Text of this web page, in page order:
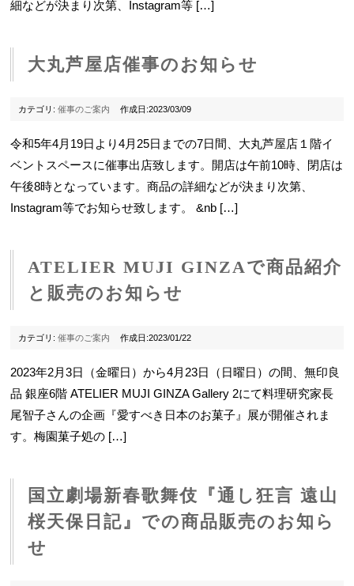
細などが決まり次第、Instagram等 […]
大丸芦屋店催事のお知らせ
カテゴリ:催事のご案内 作成日:2023/03/09
令和5年4月19日より4月25日までの7日間、大丸芦屋店１階イ
ベントスペースに催事出店致します。開店は午前10時、閉店は
午後8時となっています。商品の詳細などが決まり次第、
Instagram等でお知らせ致します。 &nb […]
ATELIER MUJI GINZAで商品紹介
と販売のお知らせ
カテゴリ:催事のご案内 作成日:2023/01/22
2023年2月3日（金曜日）から4月23日（日曜日）の間、無印良
品 銀座6階 ATELIER MUJI GINZA Gallery 2にて料理研究家長
尾智子さんの企画『愛すべき日本のお菓子』展が開催されま
す。梅園菓子処の […]
国立劇場新春歌舞伎『通し狂言 遠山
桜天保日記』での商品販売のお知ら
せ